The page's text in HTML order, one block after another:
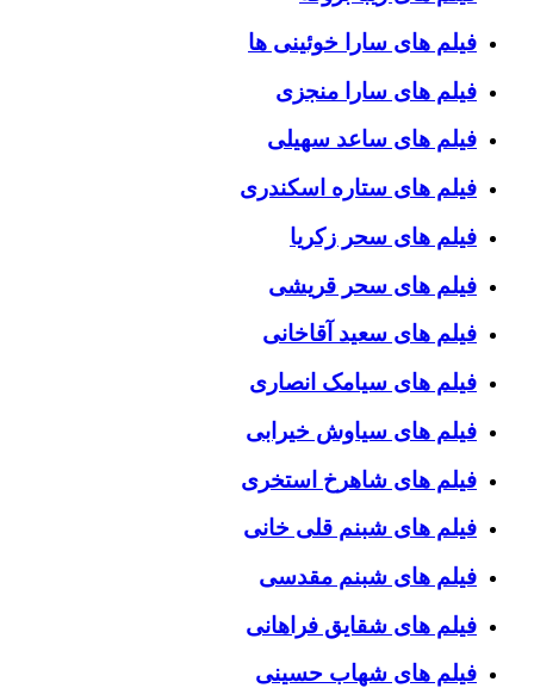
فیلم های سارا خوئینی ها
فیلم های سارا منجزی
فیلم های ساعد سهیلی
فیلم های ستاره اسکندری
فیلم های سحر زکریا
فیلم های سحر قریشی
فیلم های سعید آقاخانی
فیلم های سیامک انصاری
فیلم های سیاوش خیرابی
فیلم های شاهرخ استخری
فیلم های شبنم قلی خانی
فیلم های شبنم مقدسی
فیلم های شقایق فراهانی
فیلم های شهاب حسینی